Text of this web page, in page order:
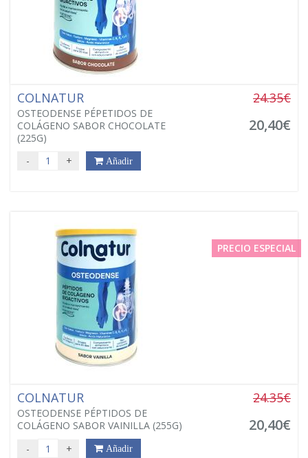
COLNATUR
OSTEODENSE PÉPETIDOS DE
COLÁGENO SABOR CHOCOLATE
(225G)
24.35€
20,40€
- + Añadir
PRECIO ESPECIAL
COLNATUR
OSTEODENSE PÉPTIDOS DE
COLÁGENO SABOR VAINILLA (255G)
24.35€
20,40€
- + Añadir